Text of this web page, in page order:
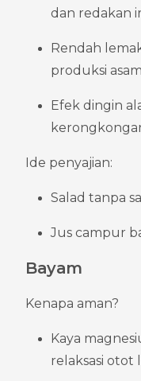
dan redakan
Rendah
produksi
Efek dingin
Ide penyajian:
Salad tanpa
Jus campur
Bayam
Kenapa aman?
Kaya
relaksasi otot